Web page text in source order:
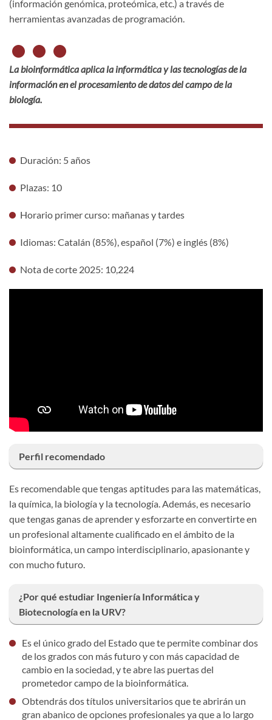
(información genómica, proteómica, etc.) a través de
herramientas avanzadas de programación.
La bioinformática aplica la informática y las tecnologías de la
información en el procesamiento de datos del campo de la
biología.
Duración: 5 años
Plazas: 10
Horario primer curso: mañanas y tardes
Idiomas: Catalán (85%), español (7%) e inglés (8%)
Nota de corte 2025: 10,224
Perfil recomendado
Es recomendable que tengas aptitudes para las matemáticas,
la química, la biología y la tecnología. Además, es necesario
que tengas ganas de aprender y esforzarte en convertirte en
un profesional altamente cualificado en el ámbito de la
bioinformática, un campo interdisciplinario, apasionante y
con mucho futuro.
¿Por qué estudiar Ingeniería Informática y
Biotecnología en la URV?
Es el único grado del Estado que te permite combinar dos
de los grados con más futuro y con más capacidad de
cambio en la sociedad, y te abre las puertas del
prometedor campo de la bioinformática.
Obtendrás dos títulos universitarios que te abrirán un
gran abanico de opciones profesionales ya que a lo largo